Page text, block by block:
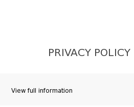
PRIVACY POLICY
View full information